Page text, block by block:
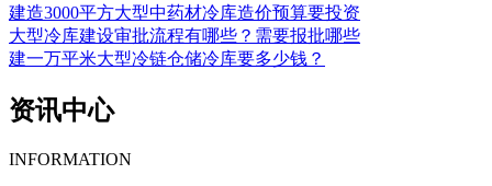
建造3000平方大型中药材冷库造价预算要投资
大型冷库建设审批流程有哪些？需要报批哪些
建一万平米大型冷链仓储冷库要多少钱？
资讯中心
INFORMATION